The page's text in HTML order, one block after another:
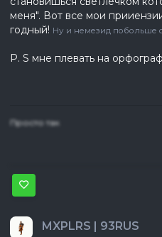
меня". Вот все мои
годный! Ну и немезид побольше
P. S мне плевать на
Просто так
MXPLRS | 93RUS